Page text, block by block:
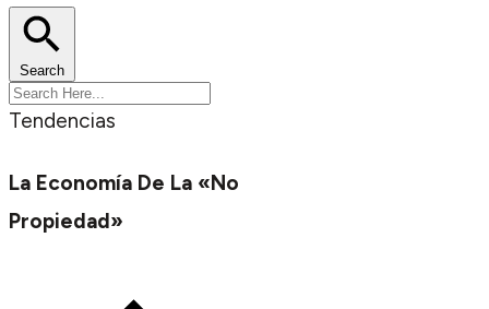
Search
Tendencias
La Economía De La «no
Propiedad»